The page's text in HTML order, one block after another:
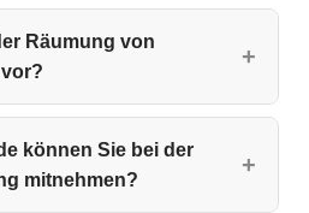
Räumung von
können Sie bei der
mitnehmen?